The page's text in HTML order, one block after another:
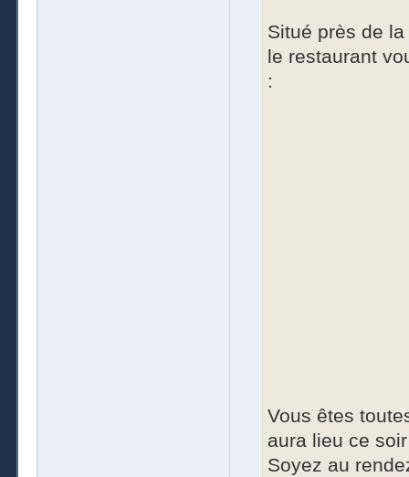
Situé près de
le restaurant
:
Vous êtes
aura lieu ce
Soyez au